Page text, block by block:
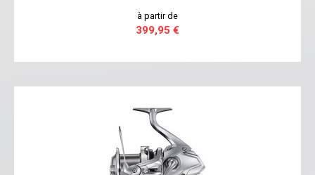
à partir de
399,95 €